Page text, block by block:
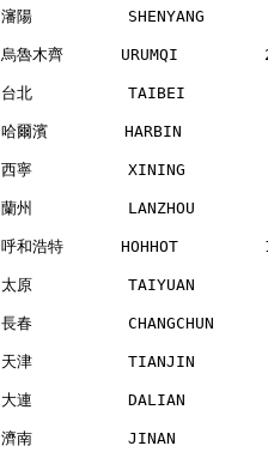
瀋陽          SHENYANG
烏魯木齊      URUMQI
台北          TAIBEI
哈爾濱        HARBIN
西寧          XINING
蘭州          LANZHOU
呼和浩特      HOHHOT
太原          TAIYUAN
長春          CHANGCHUN
天津          TIANJIN        25
大連          DALIAN
濟南          JINAN          23